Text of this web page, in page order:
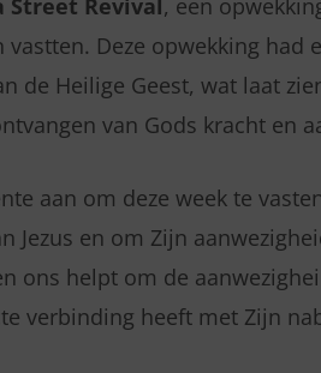
Deze opwekking had
de Heilige Geest, wat laat
van Gods kracht en
aan om deze week te
Jezus en om Zijn
ons helpt om de
verbinding heeft met Zijn